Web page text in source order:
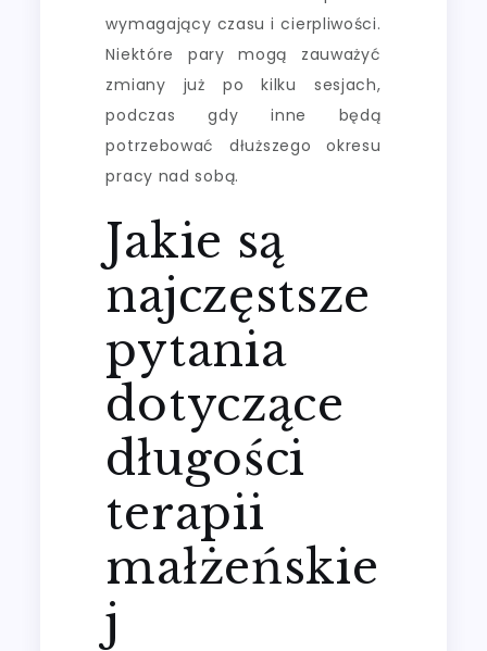
wymagający czasu i cierpliwości.
Niektóre pary mogą zauważyć
zmiany już po kilku sesjach,
podczas gdy inne będą
potrzebować dłuższego okresu
pracy nad sobą.
Jakie są
najczęstsze
pytania
dotyczące
długości
terapii
małżeńskie
j